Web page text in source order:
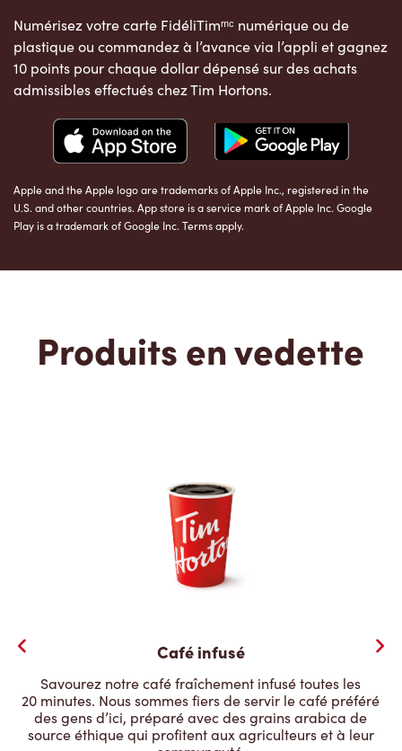
Numérisez votre carte FidéliTimᵐᶜ numérique ou de
plastique ou commandez à l’avance via l’appli et gagnez
10 points pour chaque dollar dépensé sur des achats
admissibles effectués chez Tim Hortons.
Apple and the Apple logo are trademarks of Apple Inc., registered in the
U.S. and other countries. App store is a service mark of Apple Inc. Google
Play is a trademark of Google Inc. Terms apply.
Produits en vedette
Café infusé
Savourez notre café fraîchement infusé toutes les
20 minutes. Nous sommes fiers de servir le café préféré
des gens d’ici, préparé avec des grains arabica de
source éthique qui profitent aux agriculteurs et à leur